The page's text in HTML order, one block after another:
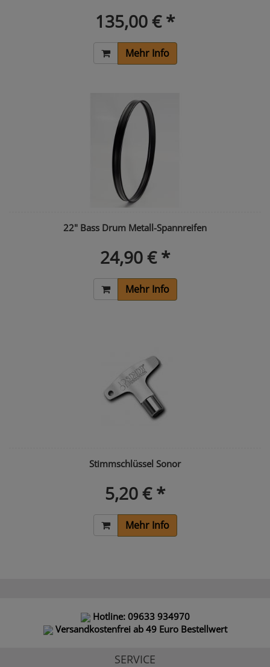
135,00 € *
Mehr Info
22" Bass Drum Metall-Spannreifen
24,90 € *
Mehr Info
Stimmschlüssel Sonor
5,20 € *
Mehr Info
Hotline: 09633 934970
Versandkostenfrei ab 49 Euro Bestellwert
SERVICE